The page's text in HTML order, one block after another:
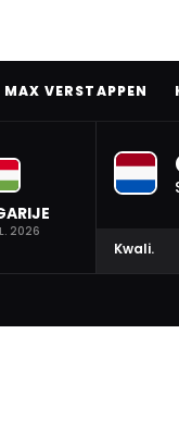
MAX VERSTAPPEN
2026
Kwali.